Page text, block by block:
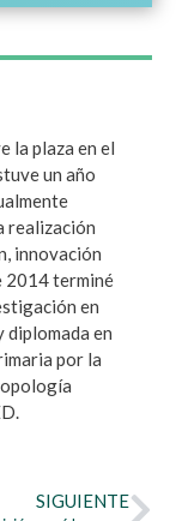
la plaza en el
un año
realización
innovación
2014 terminé
en
diplomada en
por la
SIGUIENTE